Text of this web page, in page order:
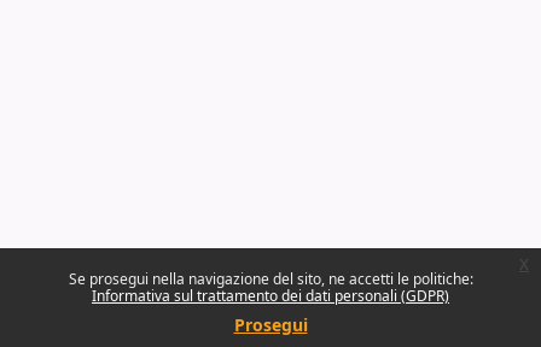
Se prosegui nella navigazione del sito, ne accetti le politiche:
Informativa sul trattamento dei dati personali (GDPR)
Prosegui